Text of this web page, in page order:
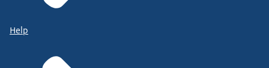
Help